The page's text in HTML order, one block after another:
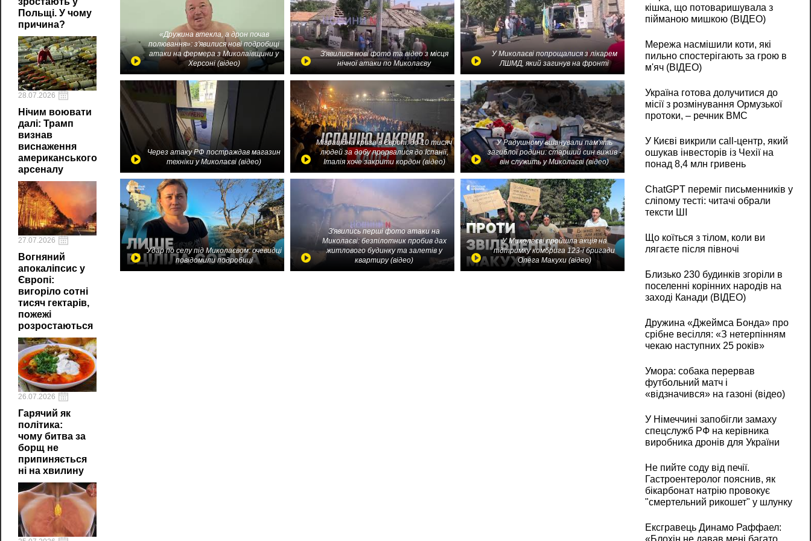
Польщі. У чому
причина?
28.07.2026
Нічим воювати
далі: Трамп
визнав
виснаження
американського
арсеналу
27.07.2026
Вогняний
апокаліпсис у
Європі:
вигоріло сотні
тисяч гектарів,
пожежі
розростаються
26.07.2026
Гарячий як
політика:
чому битва за
борщ не
припиняється
ні на хвилину
«Дружина втекла, а дрон почав
полювання»: з'явилися нові подробиці
атаки на фермера з Миколаївщини у
Херсоні (відео)
З'явилися нові фото та відео з місця
нічної атаки по Миколаєву
У Миколаєві попрощалися з лікарем
ЛШМД, який загинув на фронті
Через атаку РФ постраждав магазин
техніки у Миколаєві (відео)
Міграційна криза в Європі: до 10 тисяч
людей за добу прорвалися до Іспанії,
Італія хоче закрити кордон (відео)
У Радушному вшанували пам'ять
загиблої родини: старший син вижив -
він служить у Миколаєві (відео)
Удар по селу під Миколаєвом: очевидці
повідомили подробиці
З'явились перші фото атаки на
Миколаєві: безпілотник пробив дах
житлового будинку та залетів у
квартиру (відео)
У Миколаєві пройшла акція на
підтримку комбрига 123-ї бригади
Олега Макухи (відео)
кішка, що потоваришувала з
пійманою мишкою (ВІДЕО)
Мережа насмішили коти, які
пильно спостерігають за грою в
м'яч (ВІДЕО)
Україна готова долучитися до
місії з розмінування Ормузької
протоки, – речник ВМС
У Києві викрили call-центр, який
ошукав інвесторів із Чехії на
понад 8,4 млн гривень
ChatGPT переміг письменників у
сліпому тесті: читачі обрали
тексти ШІ
Що коїться з тілом, коли ви
лягаєте після півночі
Близько 230 будинків згоріли в
поселенні корінних народів на
заході Канади (ВІДЕО)
Дружина «Джеймса Бонда» про
срібне весілля: «З нетерпінням
чекаю наступних 25 років»
Умора: собака перервав
футбольний матч і
«відзначився» на газоні (відео)
У Німеччині запобігли замаху
спецслужб РФ на керівника
виробника дронів для України
Не пийте соду від печії.
Гастроентеролог пояснив, як
бікарбонат натрію провокує
"смертельний рикошет" у шлунку
Ексгравець Динамо Раффаел: